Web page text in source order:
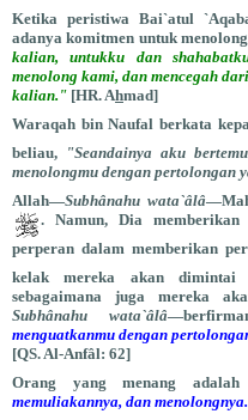
Ketika peristiwa Bai`atul
adanya komitmen untuk
kalian, untukku dan
menolong kami, dan mencegah
kalian." [HR. Ahmad]
Waraqah bin Naufal berkata
beliau, "Seandainya aku
menolongmu dengan pertolongan
Allah—Subhânahu wata`âlâ
. Namun, Dia
perperan dalam memberikan
kelak mereka akan dimintai
sebagaimana juga mereka
Subhânahu wata`âlâ
menguatkanmu dengan
[QS. Al-Anfâl: 62]
Orang yang menang
memuliakannya, dan